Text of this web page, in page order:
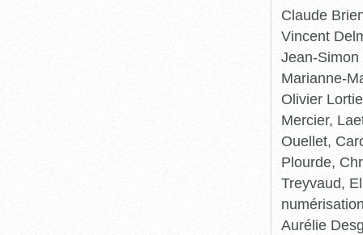
Claude
Vincent
Jean-
Marianne-
Olivier
Mercier,
Ouellet,
Plourde,
Treyvaud,
Aurélie